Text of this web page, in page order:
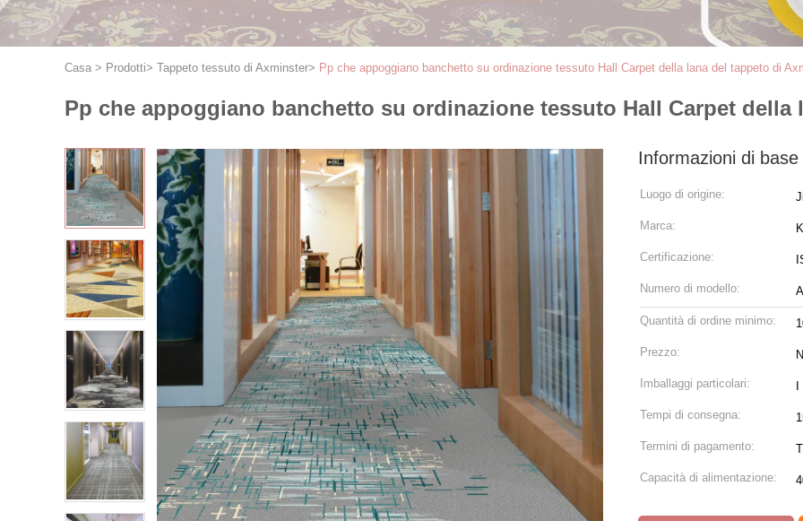
Casa > Prodotti> Tappeto tessuto di Axminster> Pp che appoggiano banchetto su ordinazione tessuto Hall Carpet della lana del tappeto di
Pp che appoggiano banchetto su ordinazione tessuto Hall Carpet
Informazioni di base
Luogo di origine:
Marca:
Certificazione:
Numero di modello:
Quantità di ordine minimo:
Prezzo:
Imballaggi particolari:
Tempi di consegna:
Termini di pagamento:
Capacità di alimentazione: